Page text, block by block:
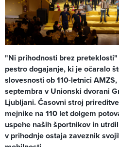
"Ni prihodnosti brez
pestro dogajanje, ki je očaralo
slovesnosti ob 110-letnici
septembra v Unionski dvorani
Ljubljani. Časovni stroj
mejnike na 110 let dolgem
uspehe naših športnikov in
v prihodnje ostaja zaveznik